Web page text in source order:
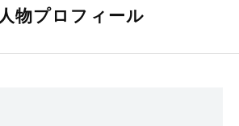
人物プロフィール